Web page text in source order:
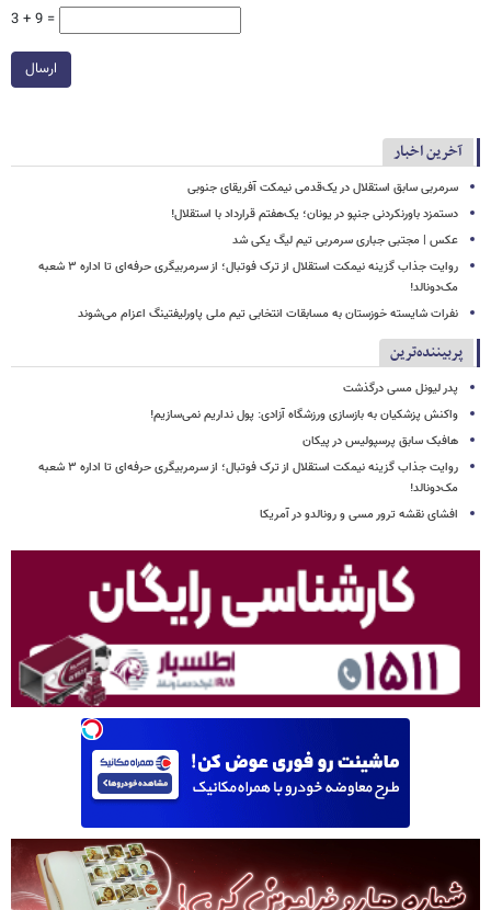
3 + 9 =
ارسال
آخرین اخبار
سرمربی سابق استقلال در یک‌قدمی نیمکت آفریقای جنوبی
دستمزد باورنکردنی جنپو در یونان؛ یک‌هفتم قرارداد با استقلال!
عکس | مجتبی جباری سرمربی تیم لیگ یکی شد
روایت جذاب گزینه نیمکت استقلال از ترک فوتبال؛ از سرمربیگری حرفه‌ای تا اداره ۳ شعبه
مک‌دونالد!
نفرات شایسته خوزستان به مسابقات انتخابی تیم ملی پاورلیفتینگ اعزام می‌شوند
پربیننده‌ترین
پدر لیونل مسی درگذشت
واکنش پزشکیان به بازسازی ورزشگاه آزادی: پول نداریم نمی‌سازیم!
هافبک سابق پرسپولیس در پیکان
روایت جذاب گزینه نیمکت استقلال از ترک فوتبال؛ از سرمربیگری حرفه‌ای تا اداره ۳ شعبه
مک‌دونالد!
افشای نقشه ترور مسی و رونالدو در آمریکا